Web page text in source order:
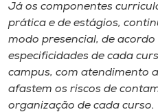
Já os componentes
prática e de estágios,
modo presencial, de
especificidades de cada
campus, com atendimento
afastem os riscos de
organização de cada curso.